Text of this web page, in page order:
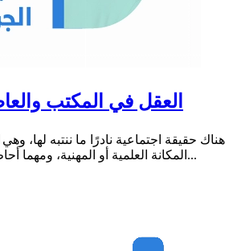
العقل في المكتب
هناك حقيقة اجتماعية نادرًا ما ننتبه لها،
المكانة العلمية أو المهنية، ومهما أحاط نفسه بهالة من الوقار...